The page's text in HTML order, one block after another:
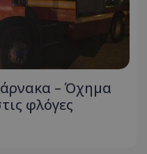
– Όχημα
φλόγες